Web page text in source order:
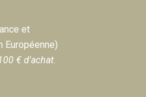
et
Européenne)
€ d'achat.